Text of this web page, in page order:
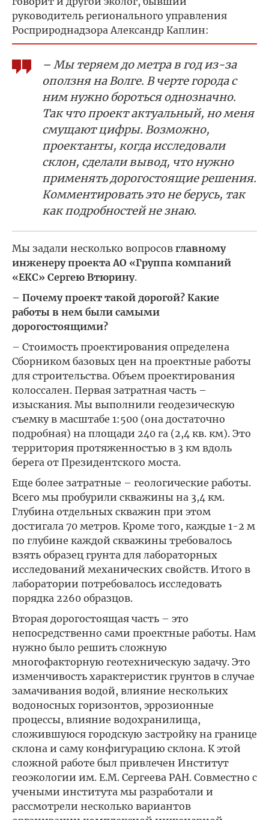
руководитель регионального управления
Росприроднадзора Александр Каплин:
– Мы теряем до метра в год из-за
оползня на Волге. В черте города с
ним нужно бороться однозначно.
Так что проект актуальный, но меня
смущают цифры. Возможно,
проектанты, когда исследовали
склон, сделали вывод, что нужно
применять дорогостоящие решения.
Комментировать это не берусь, так
как подробностей не знаю.
Мы задали несколько вопросов главному
инженеру проекта АО «Группа компаний
«ЕКС» Сергею Втюрину.
– Почему проект такой дорогой? Какие
работы в нем были самыми
дорогостоящими?
– Стоимость проектирования определена
Сборником базовых цен на проектные работы
для строительства. Объем проектирования
колоссален. Первая затратная часть –
изыскания. Мы выполнили геодезическую
съемку в масштабе 1:500 (она достаточно
подробная) на площади 240 га (2,4 кв. км). Это
территория протяженностью в 3 км вдоль
берега от Президентского моста.
Еще более затратные – геологические работы.
Всего мы пробурили скважины на 3,4 км.
Глубина отдельных скважин при этом
достигала 70 метров. Кроме того, каждые 1-2 м
по глубине каждой скважины требовалось
взять образец грунта для лабораторных
исследований механических свойств. Итого в
лаборатории потребовалось исследовать
порядка 2260 образцов.
Вторая дорогостоящая часть – это
непосредственно сами проектные работы. Нам
нужно было решить сложную
многофакторную геотехническую задачу. Это
изменчивость характеристик грунтов в случае
замачивания водой, влияние нескольких
водоносных горизонтов, эррозионные
процессы, влияние водохранилища,
сложившуюся городскую застройку на границе
склона и саму конфигурацию склона. К этой
сложной работе был привлечен Институт
геоэкологии им. Е.М. Сергеева РАН. Совместно с
учеными института мы разработали и
рассмотрели несколько вариантов